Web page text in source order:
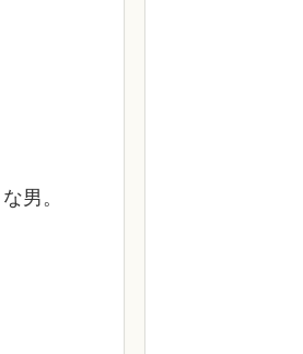
男。